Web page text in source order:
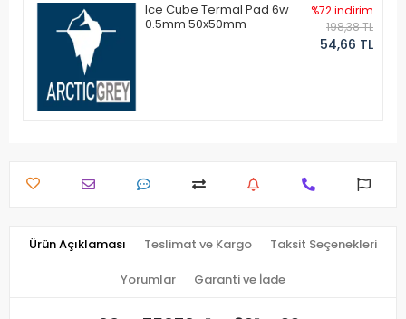
Ice Cube Termal Pad 6w
0.5mm 50x50mm
%72 indirim
198,38 TL
54,66 TL
Ürün Açıklaması Teslimat ve Kargo Taksit Seçenekleri
Yorumlar Garanti ve İade